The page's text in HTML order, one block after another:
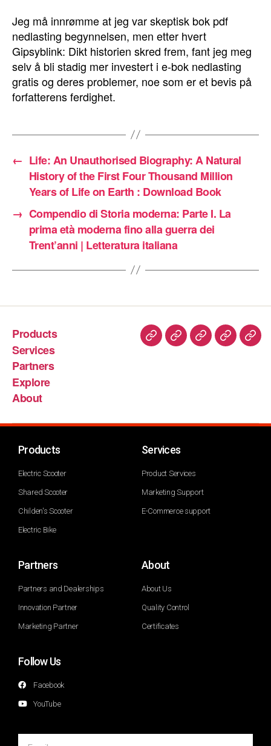
Jeg må innrømme at jeg var skeptisk bok pdf
nedlasting begynnelsen, men etter hvert
Gipsyblink: Dikt historien skred frem, fant jeg meg
selv å bli stadig mer investert i e-bok nedlasting
gratis og deres problemer, noe som er et bevis på
forfatterens ferdighet.
← Life: An Unauthorised Biography: A Natural
History of the First Four Thousand Million
Years of Life on Earth : Download Book
→ Compendio di Storia moderna: Parte I. La
prima età moderna fino alla guerra dei
Trent’anni | Letteratura italiana
Products
Services
Partners
Explore
About
Products
Electric Scooter
Shared Scooter
Childen's Scooter
Electric Bike
Services
Product Services
Marketing Support
E-Commerce support
Partners
Partners and Dealerships
Innovation Partner
Marketing Partner
About
About Us
Quality Control
Certificates
Follow Us
Facebook
YouTube